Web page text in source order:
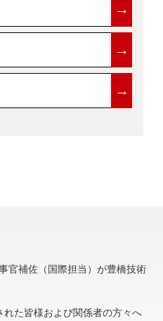
→
→
→
官補佐（国際担当）が豊橋技術
た皆様および関係者の方々へ